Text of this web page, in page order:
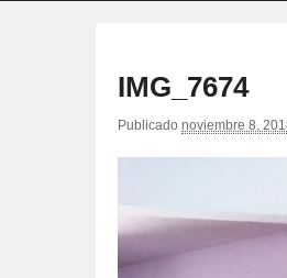
IMG_7674
Publicado noviembre 8,